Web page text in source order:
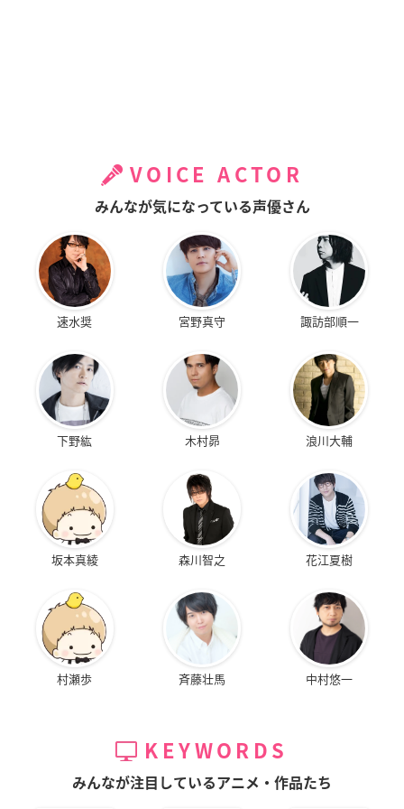
VOICE ACTOR
みんなが気になっている声優さん
速水奨 宮野真守 諏訪部順一
下野紘 木村昴 浪川大輔
坂本真綾 森川智之 花江夏樹
村瀬歩 斉藤壮馬 中村悠一
KEYWORDS
みんなが注目しているアニメ・作品たち